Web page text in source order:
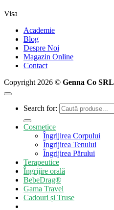
Visa
Academie
Blog
Despre Noi
Magazin Online
Contact
Copyright 2026 © Genna Co SRL
Search for:
Cosmetice
Îngrijirea Corpului
Îngrijirea Tenului
Îngrijirea Părului
Terapeutice
Îngrijire orală
BebeDrag®
Gama Travel
Cadouri și Truse